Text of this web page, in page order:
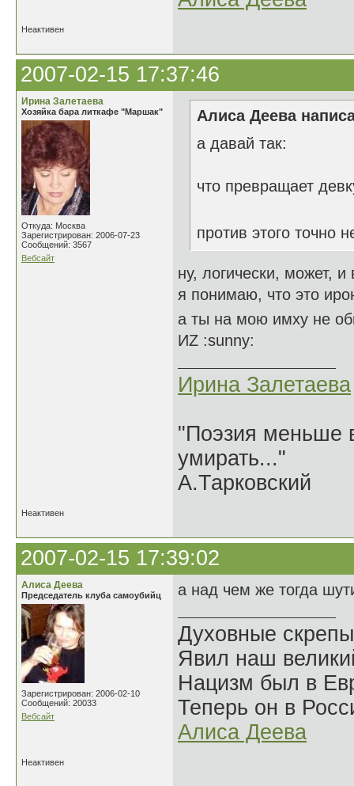
Неактивен
2007-02-15 17:37:46
Ирина Залетаева
Хозяйка бара литкафе "Маршак"
Откуда: Москва
Зарегистрирован: 2006-07-23
Сообщений: 3567
Вебсайт
Алиса Деева
а давай так:
что превращает
против этого точно
ну, логически, может,
я понимаю, что это
а ты на мою имху не
ИZ :sunny:
Ирина Залетаева
"Поэзия меньше
умирать..."
А.Тарковский
Неактивен
2007-02-15 17:39:02
Алиса Деева
Председатель клуба самоубийц
Зарегистрирован: 2006-02-10
Сообщений: 20033
Вебсайт
а над чем же тогда
Духовные
Явил наш
Нацизм был в
Теперь он в
Алиса Деева
Неактивен